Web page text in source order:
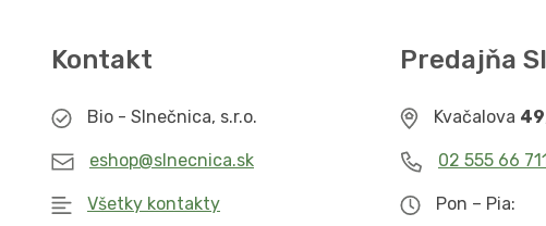
Kontakt
Bio - Slnečnica, s.r.o.
eshop@slnecnica.sk
Všetky kontakty
Predajňa
Kvačalova 49
02 555 66
Pon – Pia: